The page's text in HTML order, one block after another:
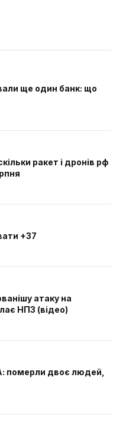
ще один банк: що
ракет і дронів рф
+37
атаку на
НПЗ (відео)
померли двоє людей,